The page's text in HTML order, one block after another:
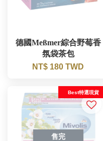
德國Meßmer綜合野莓香
氛袋茶包
NT$ 180 TWD
售完
Best特選現貨